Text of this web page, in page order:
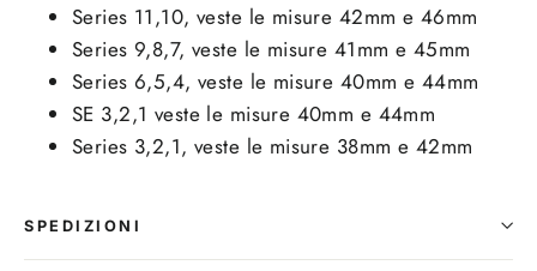
Series 11,10, veste le misure 42mm e 46mm
Series 9,8,7, veste le misure 41mm e 45mm
Series 6,5,4, veste le misure 40mm e 44mm
SE 3,2,1 veste le misure 40mm e 44mm
Series 3,2,1, veste le misure 38mm e 42mm
SPEDIZIONI